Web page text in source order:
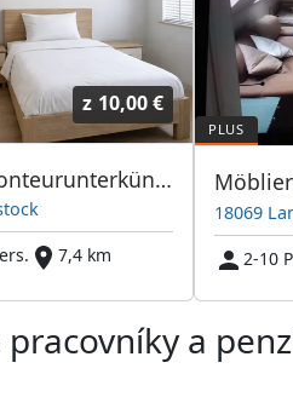
z 10,00 €
Freie Monteurunterkünfte in Rostock – JETZT anrufen! Wir sprechen auch Polnisch
7,4 km
18069
2-10
a